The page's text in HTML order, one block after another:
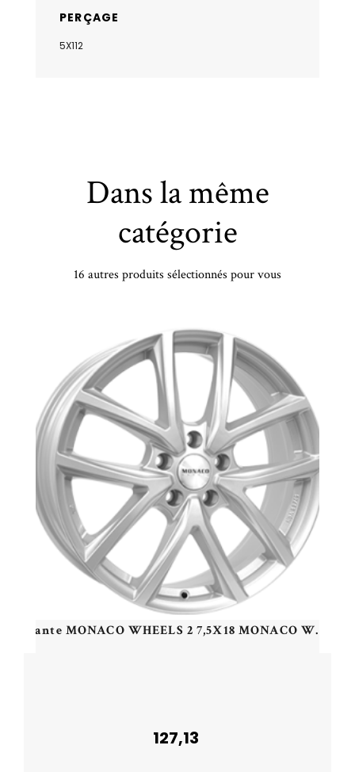
PERÇAGE
5X112
Dans la même
catégorie
16 autres produits sélectionnés pour vous
Jante MONACO WHEELS 2 7,5X18 MONACO WHEELS CL2 5/112 ET30 CH70,1
127,13